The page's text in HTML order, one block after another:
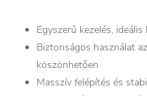
Egyszerű kezelés,
Biztonságos használat
köszönhetően
Masszív felépítés és